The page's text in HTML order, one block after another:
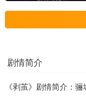
剧情简介
《剥茧》剧情简介：